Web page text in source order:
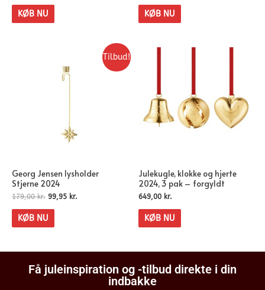
KØB NU KØB NU
Tilbud!
Georg Jensen lysholder
Stjerne 2024
179,00kr. 99,95 kr.
KØB NU
Julekugle, klokke og hjerte
2024, 3 pak – forgyldt
649,00 kr.
KØB NU
Få juleinspiration og -tilbud direkte i din
indbakke